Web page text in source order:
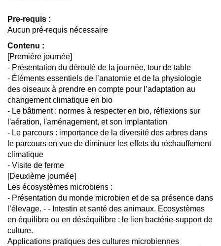
Pre-requis :
Aucun pré-requis nécessaire
Contenu :
[Première journée]
- Présentation du déroulé de la journée, tour de table
- Éléments essentiels de l’anatomie et de la physiologie
des oiseaux à prendre en compte pour l’adaptation au
changement climatique en bio
- Le bâtiment : normes à respecter en bio, réflexions sur
l'aération, l'aménagement, et son implantation
- Le parcours : importance de la diversité des arbres dans
le parcours en vue de diminuer les effets du réchauffement
climatique
- Visite de ferme
[Deuxième journée]
Les écosystèmes microbiens :
- Présentation du monde microbien et de sa présence dans
l’élevage. - - Intestin et santé des animaux. Ecosystèmes
en équilibre ou en déséquilibre : le lien bactérie-support de
culture.
Applications pratiques des cultures microbiennes